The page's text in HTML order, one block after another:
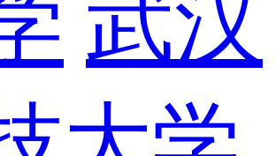
武汉